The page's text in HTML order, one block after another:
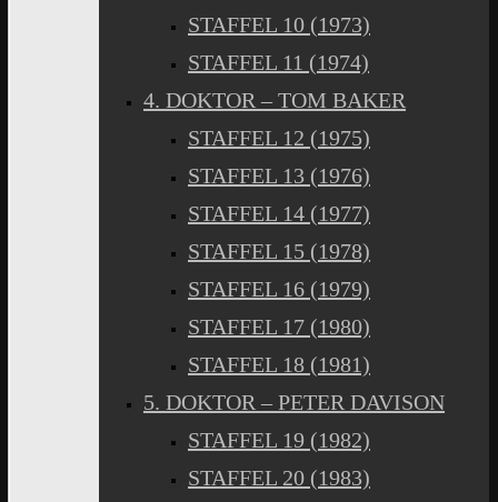
STAFFEL 10 (1973)
STAFFEL 11 (1974)
4. DOKTOR – TOM BAKER
STAFFEL 12 (1975)
STAFFEL 13 (1976)
STAFFEL 14 (1977)
STAFFEL 15 (1978)
STAFFEL 16 (1979)
STAFFEL 17 (1980)
STAFFEL 18 (1981)
5. DOKTOR – PETER DAVISON
STAFFEL 19 (1982)
STAFFEL 20 (1983)